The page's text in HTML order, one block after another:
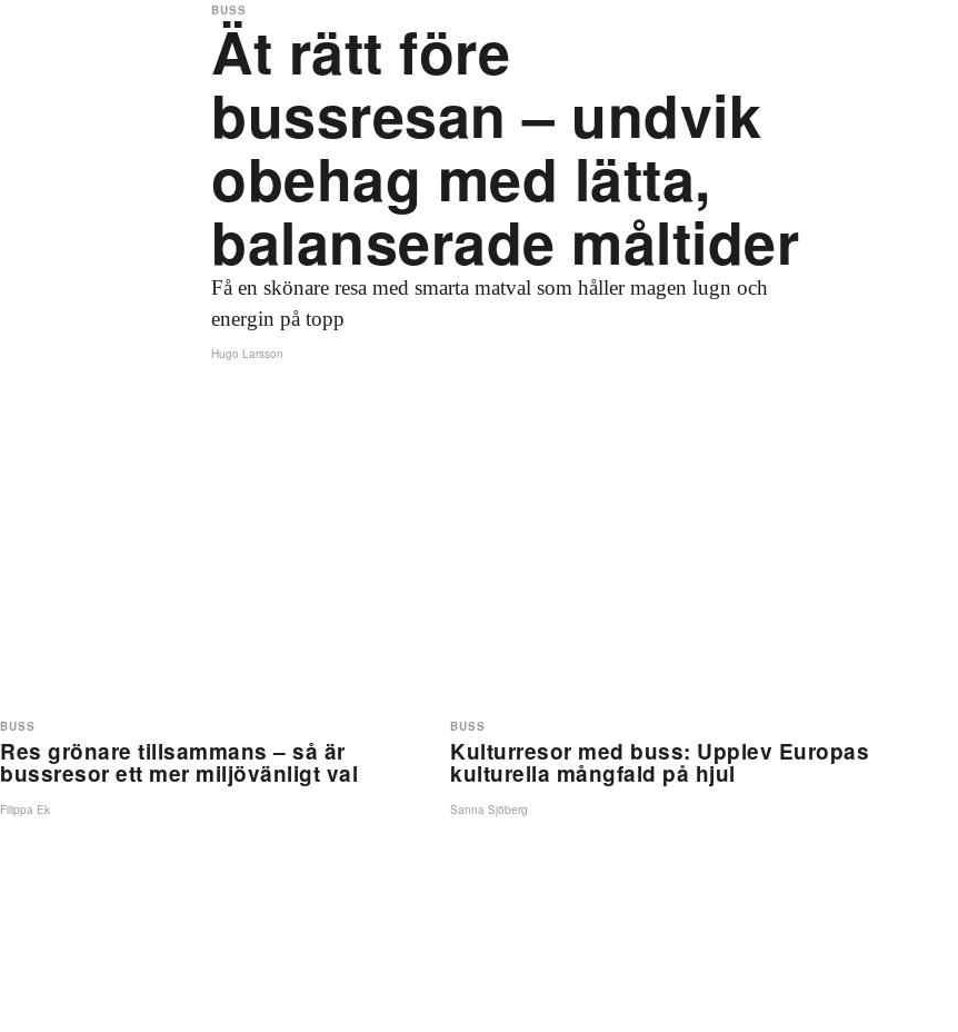
Ät rätt före
bussresan – undvik
obehag med lätta,
balanserade måltider
Få en skönare resa med smarta matval som håller magen lugn och
energin på topp
BUSS
Hugo Larsson
Res grönare tillsammans – så är
bussresor ett mer miljövänligt val
BUSS
Filippa Ek
Kulturresor med buss: Upplev Europas
kulturella mångfald på hjul
BUSS
Sanna Sjöberg